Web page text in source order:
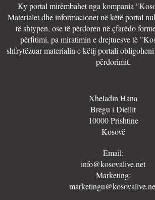
Ky portal mirëmbahet nga kompania
Materialet dhe informacionet në këtë portal
të shtypen, ose të përdoren në çfarëdo
përfitimi, pa miratimin e drejtuesve të
shfrytëzuar materialin e këtij portali
përdorimit.
Xheladin Hana
Bregu i Diellit
10000 Prishtine
Kosovë
Email:
info@kosovalive.net
Marketing: